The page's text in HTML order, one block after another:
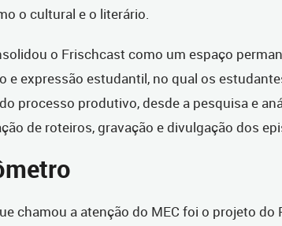
o cultural e o literário.
o Frischcast como um espaço
e expressão estudantil, no qual os
processo produtivo, desde a pesquisa e
de roteiros, gravação e divulgação dos
chamou a atenção do MEC foi o projeto do